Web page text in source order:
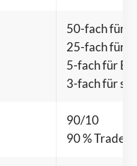
50-fach für
25-fach für
5-fach für
3-fach für
90/10
90 % Trader